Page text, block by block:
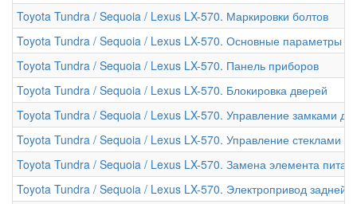
Toyota Tundra / Sequoia / Lexus LX-570. Маркировки болтов
Toyota Tundra / Sequoia / Lexus LX-570. Основные параметры
Toyota Tundra / Sequoia / Lexus LX-570. Панель приборов
Toyota Tundra / Sequoia / Lexus LX-570. Блокировка дверей
Toyota Tundra / Sequoia / Lexus LX-570. Управление замками
Toyota Tundra / Sequoia / Lexus LX-570. Управление стеклами
Toyota Tundra / Sequoia / Lexus LX-570. Замена элемента
Toyota Tundra / Sequoia / Lexus LX-570. Электропривод задней